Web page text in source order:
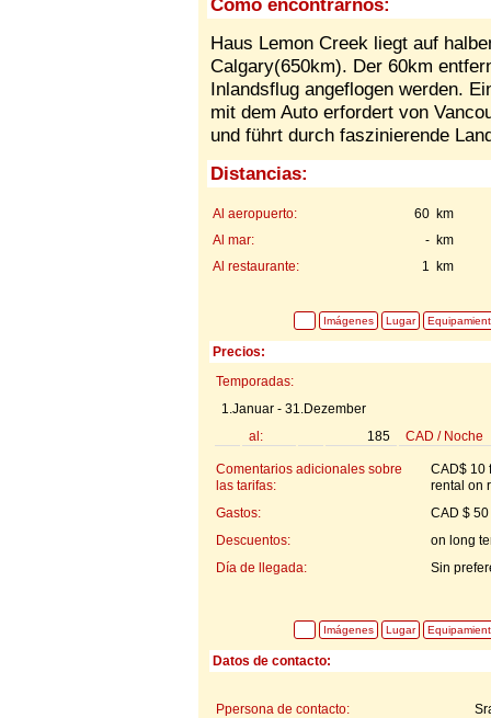
Como encontrarnos:
Haus Lemon Creek liegt auf
Calgary(650km). Der 60km
Inlandsflug angeflogen werden.
mit dem Auto erfordert von
und führt durch faszinierende
Distancias:
60 km
Al aeropuerto:
- km
Al mar:
1 km
Al restaurante:
Imágenes Lugar
Precios:
Temporadas:
1.Januar - 31.Dezember
al:
185 CAD / Noche
Comentarios adicionales sobre
las tarifas:
CAD$ 10
rental on
Gastos:
CAD $
Descuentos:
on long
Día de llegada:
Sin
Imágenes Lugar
Datos de contacto:
Ppersona de contacto: